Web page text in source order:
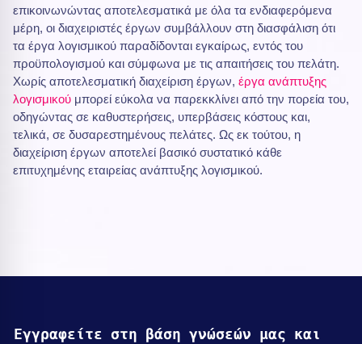
επικοινωνώντας αποτελεσματικά με όλα τα ενδιαφερόμενα
μέρη, οι διαχειριστές έργων συμβάλλουν στη διασφάλιση ότι
τα έργα λογισμικού παραδίδονται εγκαίρως, εντός του
προϋπολογισμού και σύμφωνα με τις απαιτήσεις του πελάτη.
Χωρίς αποτελεσματική διαχείριση έργων, έργα ανάπτυξης
λογισμικού μπορεί εύκολα να παρεκκλίνει από την πορεία του,
οδηγώντας σε καθυστερήσεις, υπερβάσεις κόστους και,
τελικά, σε δυσαρεστημένους πελάτες. Ως εκ τούτου, η
διαχείριση έργων αποτελεί βασικό συστατικό κάθε
επιτυχημένης εταιρείας ανάπτυξης λογισμικού.
Εγγραφείτε στη βάση γνώσεών μας και